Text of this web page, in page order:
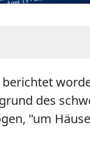
des
"um